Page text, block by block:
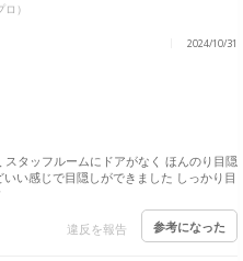
）
2024/10/31
タッフルームにドアがなく ほんのり目隠
い感じで目隠しができました しっかり目
違反を報告 参考になった